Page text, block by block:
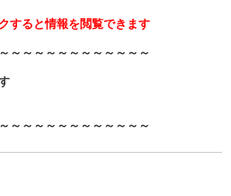
すると情報を閲覧できます
～～～～～～～～～～～～
～～～～～～～～～～～～